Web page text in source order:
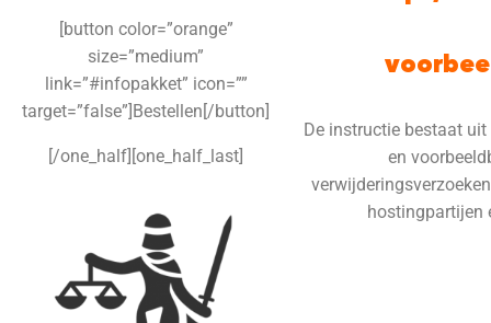
[button color=”orange”
size=”medium”
link=”#infopakket” icon=””
target=”false”]Bestellen[/button]
[/one_half][one_half_last]
De instructie bestaat
en
hostingpartijen